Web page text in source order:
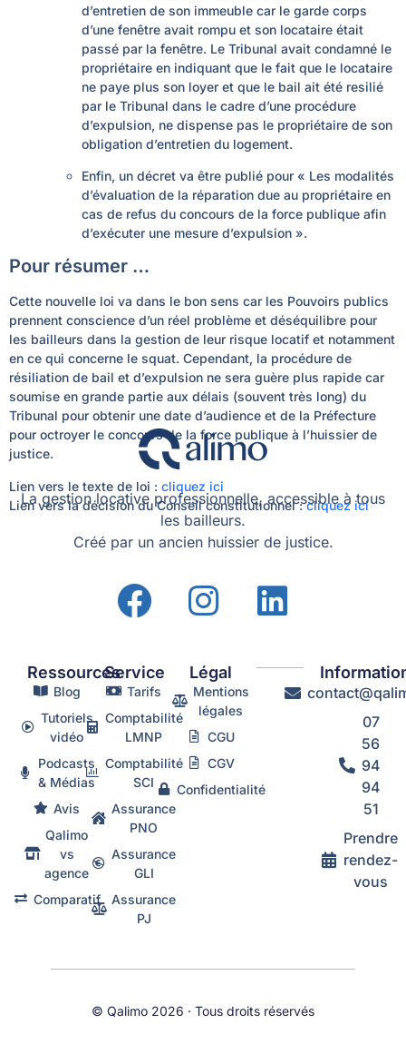
d’entretien de son immeuble car le garde corps
d’une fenêtre avait rompu et son locataire était
passé par la fenêtre. Le Tribunal avait condamné le
propriétaire en indiquant que le fait que le locataire
ne paye plus son loyer et que le bail ait été resilié
par le Tribunal dans le cadre d’une procédure
d’expulsion, ne dispense pas le propriétaire de son
obligation d’entretien du logement.
Enfin, un décret va être publié pour « Les modalités
d’évaluation de la réparation due au propriétaire en
cas de refus du concours de la force publique afin
d’exécuter une mesure d’expulsion ».
Pour résumer …
Cette nouvelle loi va dans le bon sens car les Pouvoirs publics
prennent conscience d’un réel problème et déséquilibre pour
les bailleurs dans la gestion de leur risque locatif et notamment
en ce qui concerne le squat. Cependant, la procédure de
résiliation de bail et d’expulsion ne sera guère plus rapide car
soumise en grande partie aux délais (souvent très long) du
Tribunal pour obtenir une date d’audience et de la Préfecture
pour octroyer le concours de la force publique à l’huissier de
justice.
Lien vers le texte de loi : cliquez ici
Lien vers la décision du Conseil constitutionnel :cliquez ici
La gestion locative professionnelle, accessible à tous
les bailleurs.
Créé par un ancien huissier de justice.
Ressources
Blog
Tutoriels
vidéo
Podcasts
& Médias
Avis
Qalimo
vs
agence
Comparatif
Service
Tarifs
Comptabilité
LMNP
Comptabilité
SCI
Assurance
PNO
Assurance
GLI
Assurance
PJ
Légal
Mentions
légales
CGU
CGV
Confidentialité
07
56
94
94
51
Prendre
rendez-
vous
© Qalimo 2026 · Tous droits réservés